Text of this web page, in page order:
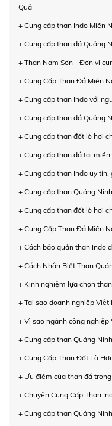
Quả
+ Cung cấp than Indo Miền
+ Cung cấp than đá Quảng
+ Than Nam Sơn - Đơn vị
+ Cung Cấp Than Đá Miền
+ Cung cấp than Indo với
+ Cung cấp than đá Quảng
+ Cung cấp than đốt lò hơi
+ Cung cấp than đá tại
+ Cung cấp than Indo uy
+ Cung cấp than Quảng
+ Cung cấp than đốt lò hơi
+ Cung Cấp Than Đá Miền
+ Cách bảo quản than Indo
+ Cách Nhận Biết Than
+ Kinh nghiệm lựa chọn
+ Tại sao doanh nghiệp
+ Vì sao ngành công
+ Cung cấp than Quảng
+ Cung Cấp Than Đốt Lò
+ Ưu điểm của than đá
+ Chuyên Cung Cấp Than
+ Cung cấp than Quảng